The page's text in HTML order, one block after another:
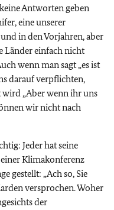
Antworten geben
eine unserer
in den Vorjahren, aber
Länder einfach nicht
wenn man sagt „es ist
darauf verpflichten,
wird „Aber wenn ihr uns
wir nicht nach
Jeder hat seine
Klimakonferenz
gestellt: „Ach so, Sie
versprochen. Woher
der